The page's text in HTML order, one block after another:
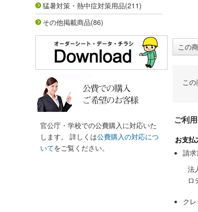
猛暑対策・熱中症対策用品(211)
その他掲載商品(86)
官公庁・学校での公費購入に対応いた
します。 詳しくは公費購入の対応につ
いてをご覧ください。
この
この
ご利
お支払
請
法
ロ
ク